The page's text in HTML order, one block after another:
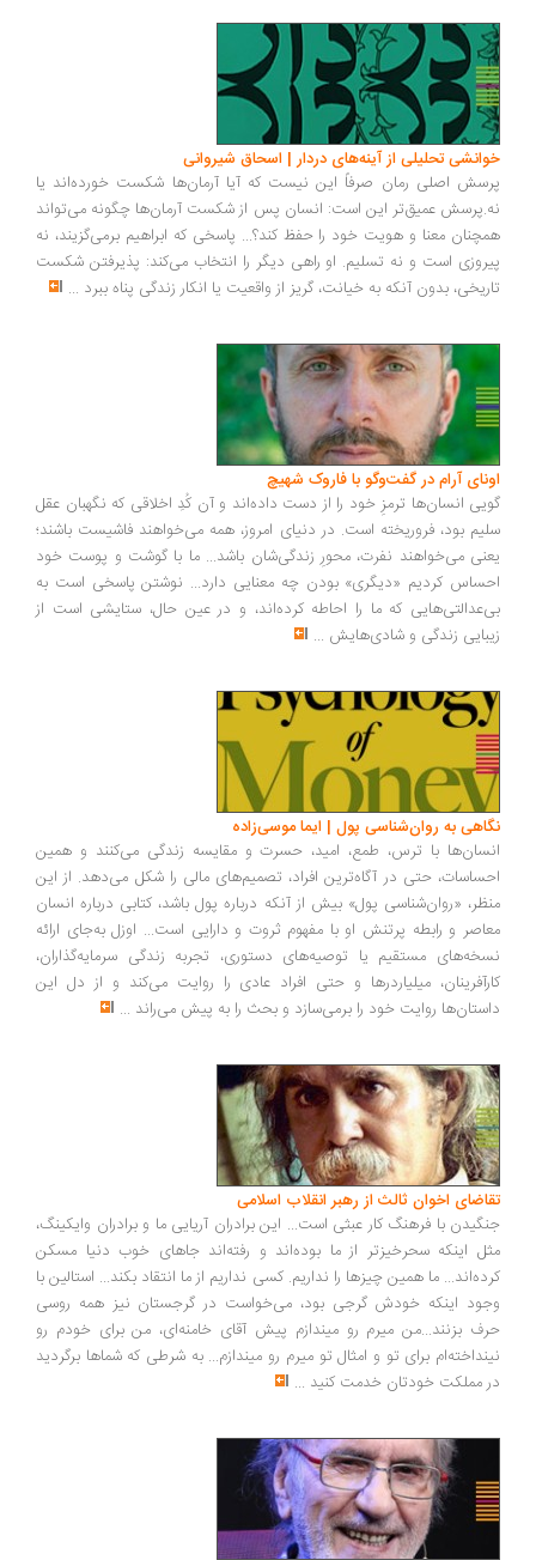
خوانشی تحلیلی از آینه‌های دردار | اسحاق شیروانی
پرسش اصلی رمان صرفاً این نیست که آیا آرمان‌ها شکست خورده‌اند یا
نه.پرسش عمیق‌تر این است: انسان پس از شکست آرمان‌ها چگونه می‌تواند
همچنان معنا و هویت خود را حفظ کند؟... پاسخی که ابراهیم برمی‌گزیند، نه
پیروزی است و نه تسلیم. او راهی دیگر را انتخاب می‌کند: پذیرفتن شکست
تاریخی، بدون آنکه به خیانت، گریز از واقعیت یا انکار زندگی پناه ببرد ...
اونای آرام در گفت‌وگو با فاروک شهیچ‭
گویی انسان‌ها ترمزِ خود را از دست داده‌اند و آن کُدِ اخلاقی که نگهبان عقل
سلیم بود، فروریخته است. در دنیای امروز، همه می‌خواهند فاشیست باشند؛
یعنی می‌خواهند نفرت، محورِ زندگی‌شان باشد... ما با گوشت و پوست خود
احساس کردیم «دیگری» بودن چه معنایی دارد... نوشتن پاسخی است به
بی‌عدالتی‌هایی که ما را احاطه کرده‌اند، و در عین حال، ستایشی است از
زیبایی زندگی و شادی‌هایش ...
نگاهی به روان‌شناسی پول | ایما موسی‌زاده
انسان‌ها با ترس، طمع، امید، حسرت و مقایسه زندگی می‌کنند و همین
احساسات، حتی در آگاه‌ترین افراد، تصمیم‌های مالی را شکل می‌دهد. از این
منظر، «روان‌شناسی پول» بیش از آنکه درباره پول باشد، کتابی درباره انسان
معاصر و رابطه پرتنش او با مفهوم ثروت و دارایی است... اوزل به‌جای ارائه
نسخه‌های مستقیم یا توصیه‌های دستوری، تجربه زندگی سرمایه‌گذاران،
کارآفرینان، میلیاردرها و حتی افراد عادی را روایت می‌کند و از دل این
داستان‌ها روایت خود را برمی‌سازد و بحث را به پیش می‌راند ...
تقاضای اخوان ثالث از رهبر انقلاب اسلامی
جنگیدن با فرهنگ کار عبثی است... این برادران آریایی ما و برادران وایکینگ،
مثل اینکه سحرخیزتر از ما بوده‌اند و رفته‌اند جاهای خوب دنیا مسکن
کرده‌اند... ما همین چیزها را نداریم. کسی نداریم از ما انتقاد بکند... استالین با
وجود اینکه خودش گرجی بود، می‌خواست در گرجستان نیز همه روسی
حرف بزنند...من میرم رو میندازم پیش آقای خامنه‌ای، من برای خودم رو
نینداخته‌ام برای تو و امثال تو میرم رو میندازم... به شرطی که شماها برگردید
در مملکت خودتان خدمت کنید ...